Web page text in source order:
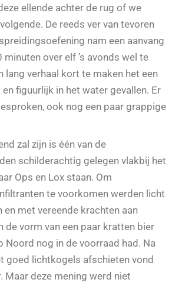
ellende achter de rug of we
De reeds ver van tevoren
nam een aanvang
over elf ’s avonds wel te
lang verhaal kort te maken het een
figuurlijk in het water gevallen. Er
ook nog een paar grappige
zal zijn is één van de
schilderachtig gelegen vlakbij het
Ops en Lox staan. Om
te voorkomen werden licht
met vereende krachten aan
de vorm van een paar kratten bier
Noord nog in de voorraad had. Na
goed lichtkogels afschieten vond
Maar deze mening werd niet